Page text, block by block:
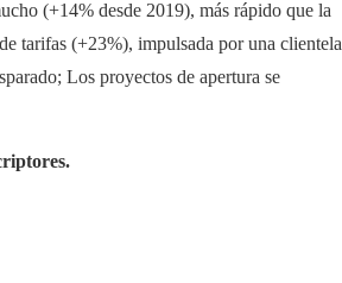
(+14% desde 2019), más rápido que la
tarifas (+23%), impulsada por una clientela
Los proyectos de apertura se